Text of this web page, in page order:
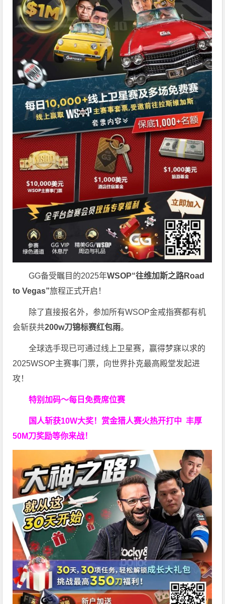
GG备受瞩目的2025年WSOP“往维加斯之路Road
to Vegas”旅程正式开启！
除了直接报名外，参加所有WSOP金戒指赛都有机
会斩获共200w刀锦标赛红包雨。
全球选手现已可通过线上卫星赛，赢得梦寐以求的
2025WSOP主赛事门票，向世界扑克最高殿堂发起进
攻！
特别加码～每日免费席位赛
国人斩获10W大奖！ 赏金猎人赛火热开打中 丰厚
50M刀奖励等你来战！